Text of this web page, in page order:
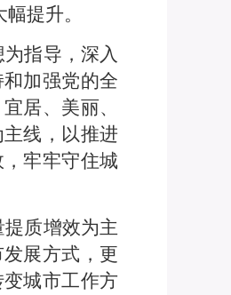
提升。
指导，深入
加强党的全
居、美丽、
线，以推进
牢牢守住城
质增效为主
展方式，更
城市工作方